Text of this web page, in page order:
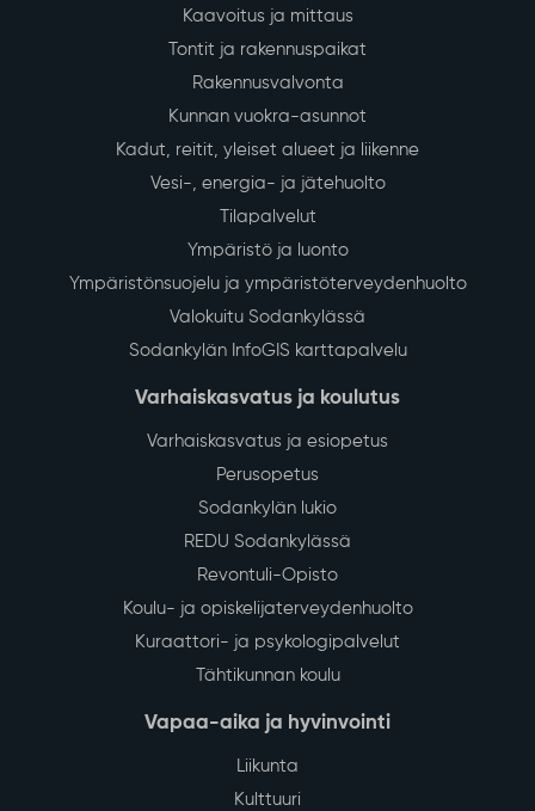
Kaavoitus ja mittaus
Tontit ja rakennuspaikat
Rakennusvalvonta
Kunnan vuokra-asunnot
Kadut, reitit, yleiset alueet ja liikenne
Vesi-, energia- ja jätehuolto
Tilapalvelut
Ympäristö ja luonto
Ympäristönsuojelu ja ympäristöterveydenhuolto
Valokuitu Sodankylässä
Sodankylän InfoGIS karttapalvelu
Varhaiskasvatus ja koulutus
Varhaiskasvatus ja esiopetus
Perusopetus
Sodankylän lukio
REDU Sodankylässä
Revontuli-Opisto
Koulu- ja opiskelijaterveydenhuolto
Kuraattori- ja psykologipalvelut
Tähtikunnan koulu
Vapaa-aika ja hyvinvointi
Liikunta
Kulttuuri